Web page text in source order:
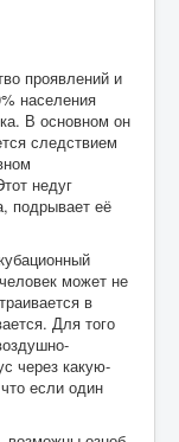
проявлений и
населения
В основном он
следствием
недуг
подрывает её
может не
в
Для того
через какую-
если один